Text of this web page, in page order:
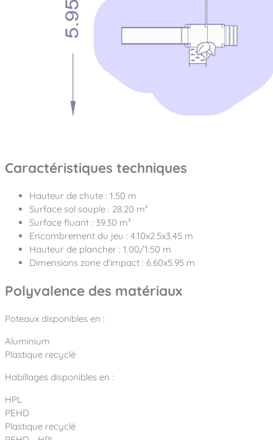
Caractéristiques techniques
Hauteur de chute : 1.50 m
Surface sol souple : 28.20 m²
Surface fluant : 39.30 m²
Encombrement du jeu : 4.10x2.5x3.45 m
Hauteur de plancher : 1.00/1.50 m
Dimensions zone d'impact : 6.60x5.95 m
Polyvalence des matériaux
Poteaux disponibles en :
Aluminium
Plastique recyclé
Habillages disponibles en :
HPL
PEHD
Plastique recyclé